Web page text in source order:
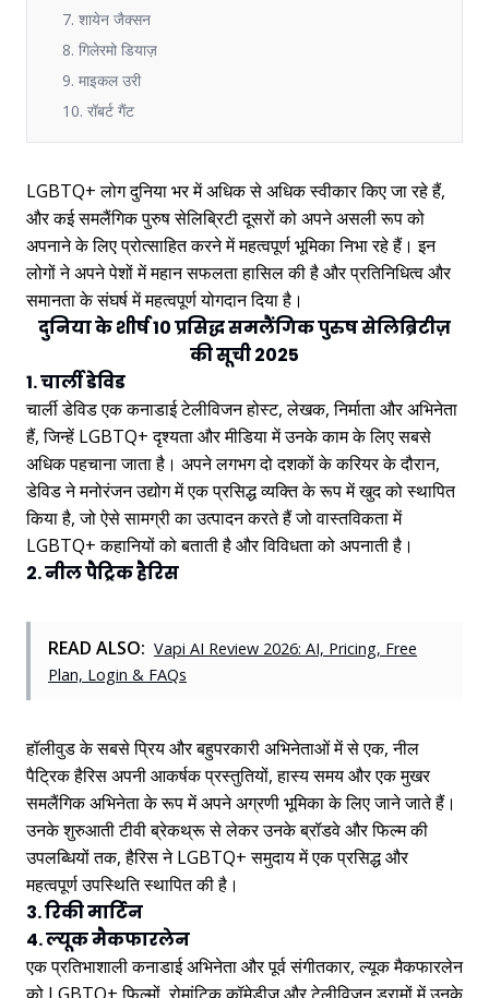
7. शायेन जैक्सन
8. गिलेरमो डियाज़
9. माइकल उरी
10. रॉबर्ट गैंट
LGBTQ+ लोग दुनिया भर में अधिक से अधिक स्वीकार किए जा रहे हैं,
और कई समलैंगिक पुरुष सेलिब्रिटी दूसरों को अपने असली रूप को
अपनाने के लिए प्रोत्साहित करने में महत्वपूर्ण भूमिका निभा रहे हैं। इन
लोगों ने अपने पेशों में महान सफलता हासिल की है और प्रतिनिधित्व और
समानता के संघर्ष में महत्वपूर्ण योगदान दिया है।
दुनिया के शीर्ष 10 प्रसिद्ध समलैंगिक पुरुष सेलिब्रिटीज़
की सूची 2025
1. चार्ली डेविड
चार्ली डेविड एक कनाडाई टेलीविजन होस्ट, लेखक, निर्माता और अभिनेता
हैं, जिन्हें LGBTQ+ दृश्यता और मीडिया में उनके काम के लिए सबसे
अधिक पहचाना जाता है। अपने लगभग दो दशकों के करियर के दौरान,
डेविड ने मनोरंजन उद्योग में एक प्रसिद्ध व्यक्ति के रूप में खुद को स्थापित
किया है, जो ऐसे सामग्री का उत्पादन करते हैं जो वास्तविकता में
LGBTQ+ कहानियों को बताती है और विविधता को अपनाती है।
2. नील पैट्रिक हैरिस
READ ALSO: Vapi AI Review 2026: AI, Pricing, Free
Plan, Login & FAQs
हॉलीवुड के सबसे प्रिय और बहुपरकारी अभिनेताओं में से एक, नील
पैट्रिक हैरिस अपनी आकर्षक प्रस्तुतियों, हास्य समय और एक मुखर
समलैंगिक अभिनेता के रूप में अपने अग्रणी भूमिका के लिए जाने जाते हैं।
उनके शुरुआती टीवी ब्रेकथ्रू से लेकर उनके ब्रॉडवे और फिल्म की
उपलब्धियों तक, हैरिस ने LGBTQ+ समुदाय में एक प्रसिद्ध और
महत्वपूर्ण उपस्थिति स्थापित की है।
3. रिकी मार्टिन
4. ल्यूक मैकफारलेन
एक प्रतिभाशाली कनाडाई अभिनेता और पूर्व संगीतकार, ल्यूक मैकफारलेन